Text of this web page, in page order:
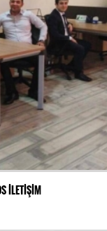
İLETİŞİM